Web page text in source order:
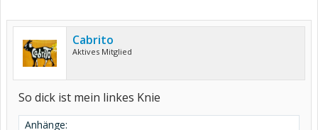
Cabrito
Aktives Mitglied
So dick ist mein linkes Knie
Anhänge: